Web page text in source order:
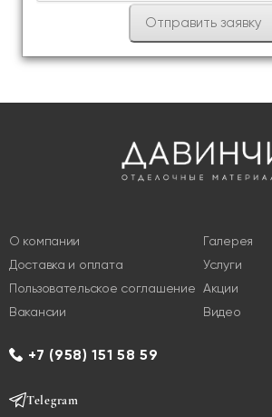
О компании
Доставка и оплата
Пользовательское соглашение
Вакансии
Галерея
Услуги
Акции
Видео
+7 (958) 151 58 59
Telegram